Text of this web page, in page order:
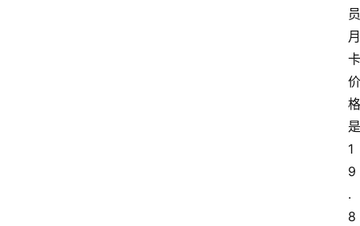
员
月
卡
价
格
是
1
9
.
8